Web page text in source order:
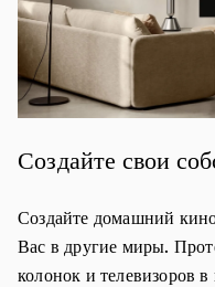
Создайте свои
Создайте домашний
Вас в другие миры.
колонок и телевизоров